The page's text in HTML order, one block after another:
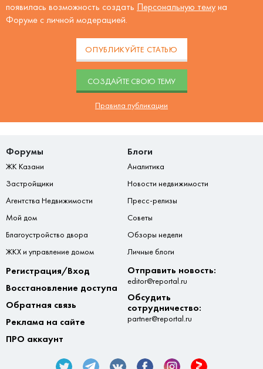
появилась возможность создать Персональную тему на
Форуме с личной модерацией.
ОПУБЛИКУЙТЕ СТАТЬЮ
CОЗДАЙТЕ СВОЮ ТЕМУ
Правила публикации
Форумы
ЖК Казани
Застройщики
Агентства Недвижимости
Мой дом
Благоустройство двора
ЖКХ и управление домом
Блоги
Аналитика
Новости недвижимости
Пресс-релизы
Советы
Обзоры недели
Личные блоги
Регистрация/Вход
Восстановление доступа
Обратная связь
Реклама на сайте
ПРО аккаунт
Отправить новость:
editor@reportal.ru
Обсудить
сотрудничество:
partner@reportal.ru